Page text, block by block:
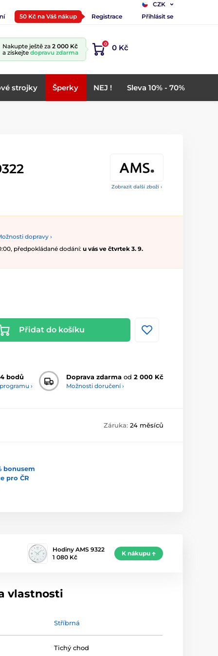
CZK
50 Kč na Váš nákup Registrace Přihlásit se
Nakupte ještě za 2 000 Kč
a získejte dopravu zdarma
0 0 Kč
strojky Šperky NEJ ! Sleva 10% - 70%
Zobrazit další zboží ›
dopravy ›
předpokládané dodání: u vás ve čtvrtek 3. 9.
Přidat do košíku
bodů
›
Doprava zdarma od 2 000 Kč
Možnosti doručení ›
Záruka: 24 měsíců
bonusem
pro ČR
Hodiny AMS 9322
1 080 Kč
K nákupu
vlastnosti
Stříbrná
Tichý chod